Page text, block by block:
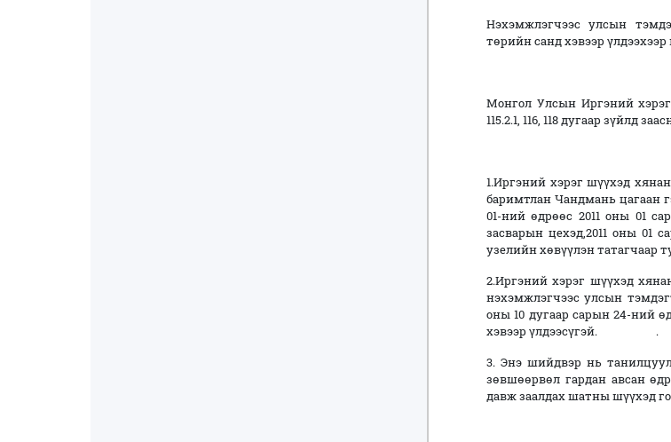
Нэхэмжлэгчээс улсын
төрийн санд хэвээр
Монгол Улсын Иргэний
115.2.1, 116, 118 дугаар зүйлд
1.Иргэний хэрэг шүүхэд
баримтлан Чандмань цагаан
01-ний өдрөөс 2011 оны 01
засварын цехэд,2011 оны 01
узелийн хөвүүлэн татагчаар
2.Иргэний хэрэг шүүхэд
нэхэмжлэгчээс улсын
оны 10 дугаар сарын 24-ний
хэвээр үлдээсүгэй. .
3. Энэ шийдвэр нь
зөвшөөрвөл гардан авсан
давж заалдах шатны шүүхэд